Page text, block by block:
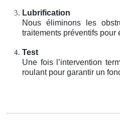
Lubrification
Nous éliminons les
traitements préventifs pour
Test
Une fois l’intervention
roulant pour garantir un